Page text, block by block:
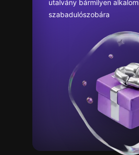
utalvány bármilyen
szabadulószobára